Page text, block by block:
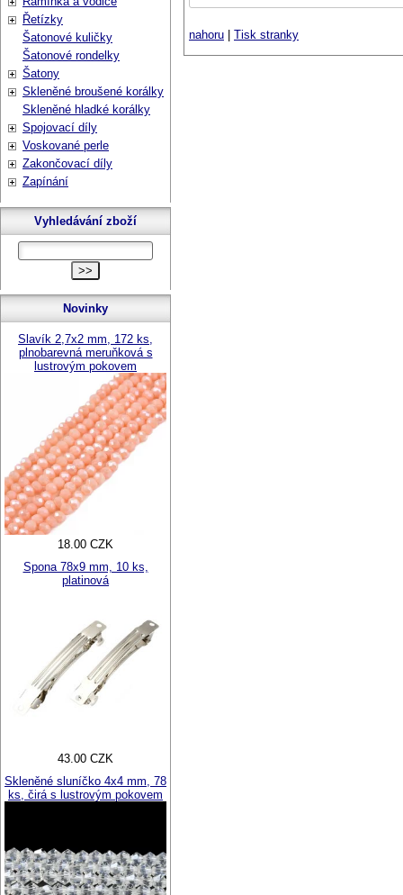
nahoru Tisk stranky
Řetízky
Šatonové kuličky
Šatonové rondelky
Šatony
Skleněné broušené korálky
Skleněné hladké korálky
Spojovací díly
Voskované perle
Zakončovací díly
Zapínání
Vyhledávání zboží
Novinky
Slavík 2,7x2 mm, 172 ks,
plnobarevná meruňková s
lustrovým pokovem
18.00 CZK
Spona 78x9 mm, 10 ks,
platinová
43.00 CZK
Skleněné sluníčko 4x4 mm, 78
ks, čirá s lustrovým pokovem